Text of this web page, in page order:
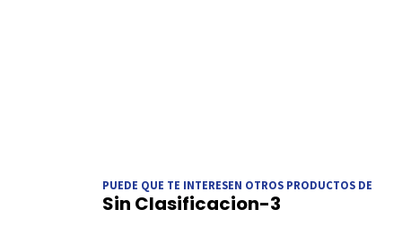
PUEDE QUE TE INTERESEN OTROS PRODUCTOS DE
Sin Clasificacion-3